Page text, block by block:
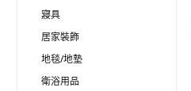
寢具
居家裝飾
地毯/地墊
衛浴用品